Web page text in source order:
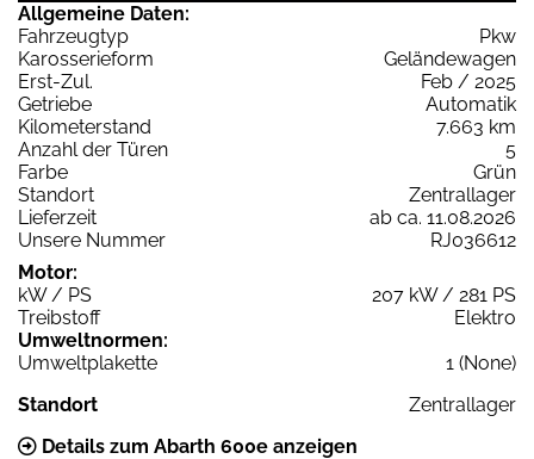
Allgemeine Daten:
Fahrzeugtyp
Pkw
Karosserieform
Geländewagen
Erst-Zul.
Feb / 2025
Getriebe
Automatik
Kilometerstand
7.663 km
Anzahl der Türen
5
Farbe
Grün
Standort
Zentrallager
Lieferzeit
ab ca. 11.08.2026
Unsere Nummer
RJ036612
Motor:
kW / PS
207 kW / 281 PS
Treibstoff
Elektro
Umweltnormen:
Umweltplakette
1 (None)
Standort
Zentrallager
Details zum Abarth 600e anzeigen